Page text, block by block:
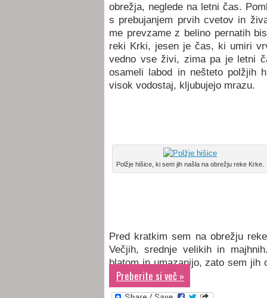
obrežja, neglede na letni čas.
s prebujanjem prvih cvetov in
me prevzame z belino pernatih
reki Krki, jesen je čas, ki umiri
vedno vse živi, zima pa je letni
osameli labod in nešteto polžjih
visok vodostaj, kljubujejo mrazu.
Polžje hišice, ki sem jih našla na obrežju reke Krke.
Pred kratkim sem na obrežju
Večjih, srednje velikih in
blatom in umazanijo, zato sem jih
Preberite si več »